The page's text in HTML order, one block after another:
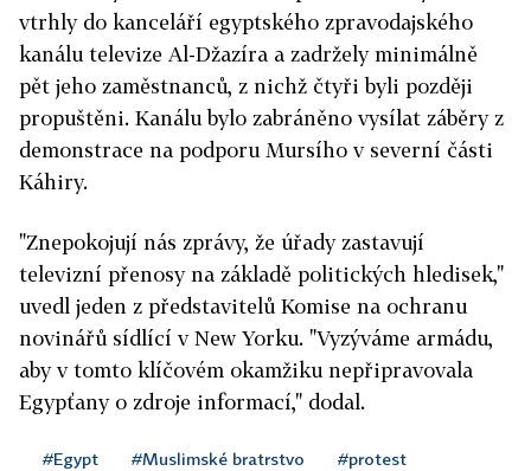
vtrhly do kanceláří egyptského zpravodajského
kanálu televize Al-Džazíra a zadržely minimálně
pět jeho zaměstnanců, z nichž čtyři byli později
propuštěni. Kanálu bylo zabráněno vysílat záběry z
demonstrace na podporu Mursího v severní části
Káhiry.
"Znepokojují nás zprávy, že úřady zastavují
televizní přenosy na základě politických hledisek,"
uvedl jeden z představitelů Komise na ochranu
novinářů sídlící v New Yorku. "Vyzýváme armádu,
aby v tomto klíčovém okamžiku nepřipravovala
Egypťany o zdroje informací," dodal.
#Egypt #Muslimské bratrstvo #protest